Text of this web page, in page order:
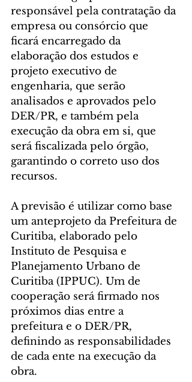
responsável pela contratação da
empresa ou consórcio que
ficará encarregado da
elaboração dos estudos e
projeto executivo de
engenharia, que serão
analisados e aprovados pelo
DER/PR, e também pela
execução da obra em si, que
será fiscalizada pelo órgão,
garantindo o correto uso dos
recursos.
A previsão é utilizar como base
um anteprojeto da Prefeitura de
Curitiba, elaborado pelo
Instituto de Pesquisa e
Planejamento Urbano de
Curitiba (IPPUC). Um de
cooperação será firmado nos
próximos dias entre a
prefeitura e o DER/PR,
definindo as responsabilidades
de cada ente na execução da
obra.